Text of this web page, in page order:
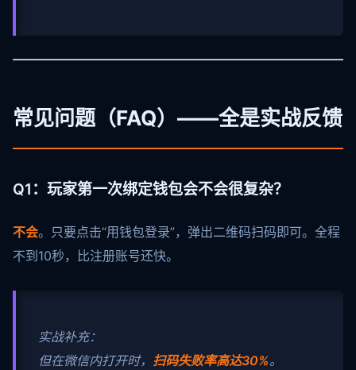
常见问题（FAQ）——全是实战反馈
Q1：玩家第一次绑定钱包会不会很复杂？
不会。只要点击“用钱包登录”，弹出二维码扫码即可。全程
不到10秒，比注册账号还快。
实战补充：
但在微信内打开时， 扫码失败率高达30%。